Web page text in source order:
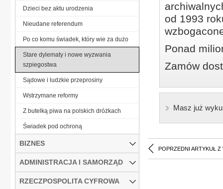
od 1993
Ponad
Zamów
Masz już
POPRZEDNI ARTYKUŁ Z
Dzieci bez aktu urodzenia
Nieudane referendum
Po co komu świadek, który wie za dużo
Stare dylematy i nowe wyzwania
szpiegostwa
Sądowe i ludzkie przeprosiny
Wstrzymane reformy
Z butelką piwa na polskich dróżkach
Świadek pod ochroną
BIZNES
ADMINISTRACJA I SAMORZĄD
RZECZPOSPOLITA CYFROWA